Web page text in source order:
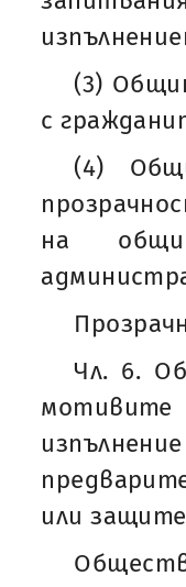
(3)
с
(4)
на
Чл. 6.
или